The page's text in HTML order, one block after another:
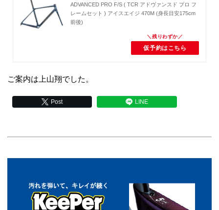
ADVANCED PRO F/S ( TCR アドヴァンスド プロ フ
レームセット ) アイスエイジ 470M (身長目安175cm
前後)
仮予約はこちら
ご案内は上山翔でした。
Post LINE